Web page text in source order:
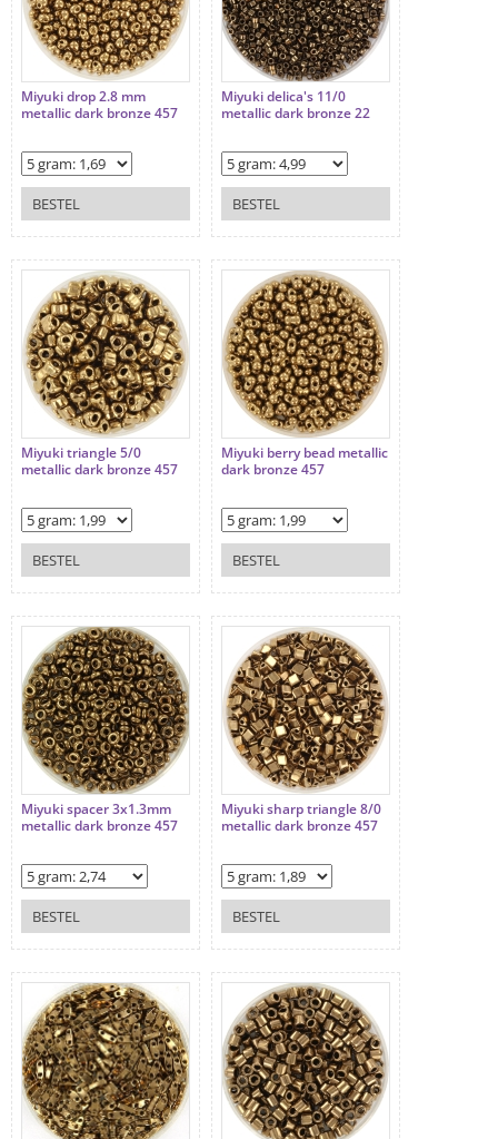
Miyuki drop 2.8 mm
metallic dark bronze 457
BESTEL
Miyuki delica's 11/0
metallic dark bronze 22
BESTEL
Miyuki triangle 5/0
metallic dark bronze 457
BESTEL
Miyuki berry bead metallic
dark bronze 457
BESTEL
Miyuki spacer 3x1.3mm
metallic dark bronze 457
BESTEL
Miyuki sharp triangle 8/0
metallic dark bronze 457
BESTEL